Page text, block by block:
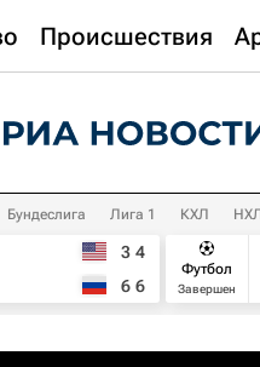
Происшествия
Бундеслига Лига 1 КХЛ
3 4
6 6
Футбол
Завершен